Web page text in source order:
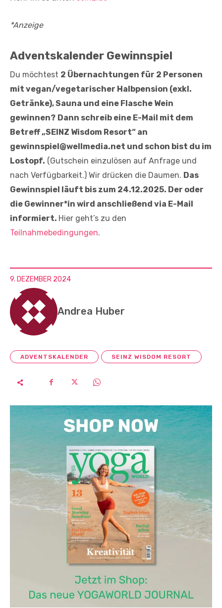
*Anzeige
Adventskalender Gewinnspiel
Du möchtest 2 Übernachtungen für 2 Personen
mit vegan/vegetarischer Halbpension (exkl.
Getränke), Sauna und eine Flasche Wein
gewinnen? Dann schreib eine E-Mail mit dem
Betreff „SEINZ Wisdom Resort“ an
gewinnspiel@wellmedia.net und schon bist du im
Lostopf. (Gutschein einzulösen auf Anfrage und
nach Verfügbarkeit.) Wir drücken die Daumen. Das
Gewinnspiel läuft bis zum 24.12.2025. Der oder
die Gewinner*in wird anschließend via E-Mail
informiert. Hier geht’s zu den
Teilnahmebedingungen.
9. DEZEMBER 2024
Andrea Huber
ADVENTSKALENDER SEINZ WISDOM RESORT